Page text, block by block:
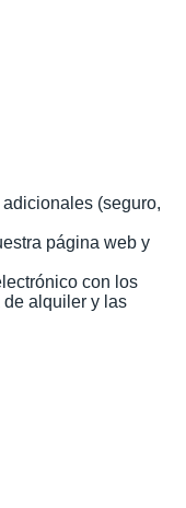
(seguro,
página web y
con los
de alquiler y las